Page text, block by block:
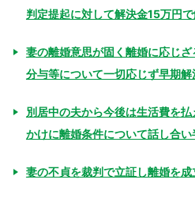
判定提起に対して解決金15万円
妻の離婚意思が固く離婚に応じ
分与等について一切応じず早期
別居中の夫から今後は生活費を
かけに離婚条件について話し合
妻の不貞を裁判で立証し離婚を